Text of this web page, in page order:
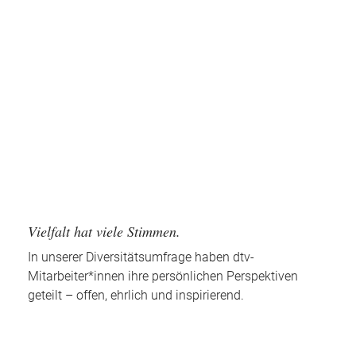
Vielfalt hat viele Stimmen.
In unserer Diversitätsumfrage haben dtv-
Mitarbeiter*innen ihre persönlichen Perspektiven
geteilt – offen, ehrlich und inspirierend.